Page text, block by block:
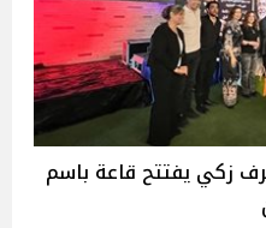
زكي يفتتح قاعة باسم